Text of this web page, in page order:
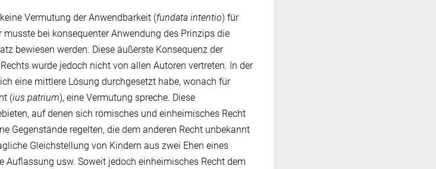
Vermutung der Anwendbarkeit (fundata intentio) für
bei konsequenter Anwendung des Prinzips die
bewiesen werden. Diese äußerste Konsequenz der
wurde jedoch nicht von allen Autoren vertreten. In der
eine mittlere Lösung durchgesetzt habe, wonach für
(ius patrium), eine Vermutung spreche. Diese
auf denen sich römisches und einheimisches Recht
Gegenstände regelten, die dem anderen Recht unbekannt
Gleichstellung von Kindern aus zwei Ehen eines
Auflassung usw. Soweit jedoch einheimisches Recht dem